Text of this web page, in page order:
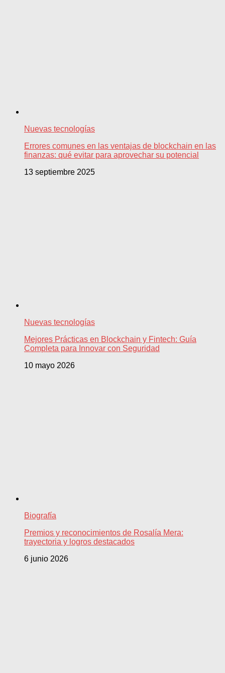
Nuevas tecnologías
Errores comunes en las ventajas de blockchain en las
finanzas: qué evitar para aprovechar su potencial
13 septiembre 2025
Nuevas tecnologías
Mejores Prácticas en Blockchain y Fintech: Guía
Completa para Innovar con Seguridad
10 mayo 2026
Biografía
Premios y reconocimientos de Rosalía Mera:
trayectoria y logros destacados
6 junio 2026